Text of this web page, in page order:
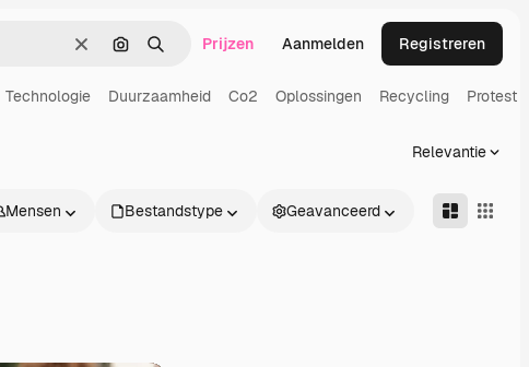
WissenZoeken op afbeelding
ZoekenPrijzen Aanmelden Registreren
Technologie Duurzaamheid Co2 Oplossingen Recycling Protest
Relevantie
Mensen Bestandstype Geavanceerd